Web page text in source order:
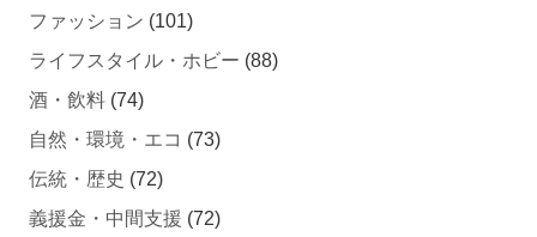
ライフスタイル・ホビー
酒・飲料 (74)
自然・環境・エコ
伝統・歴史 (72)
義援金・中間支援
ソーシャルグッド (70)